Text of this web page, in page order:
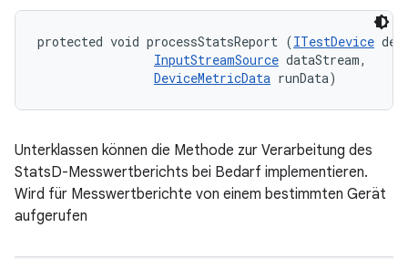
protected void processStatsReport (ITestDevice
InputStreamSource dataStream,
DeviceMetricData runData)
Unterklassen können die Methode zur Verarbeitung des
StatsD-Messwertberichts bei Bedarf implementieren.
Wird für Messwertberichte von einem bestimmten Gerät
aufgerufen